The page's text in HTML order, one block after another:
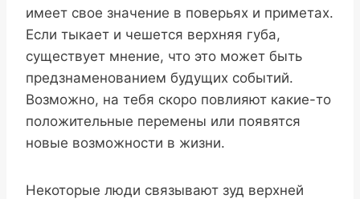
имеет свое значение в поверьях и приметах.
Если тыкает и чешется верхняя губа,
существует мнение, что это может быть
предзнаменованием будущих событий.
Возможно, на тебя скоро повлияют какие-то
положительные перемены или появятся
новые возможности в жизни.
Некоторые люди связывают зуд верхней